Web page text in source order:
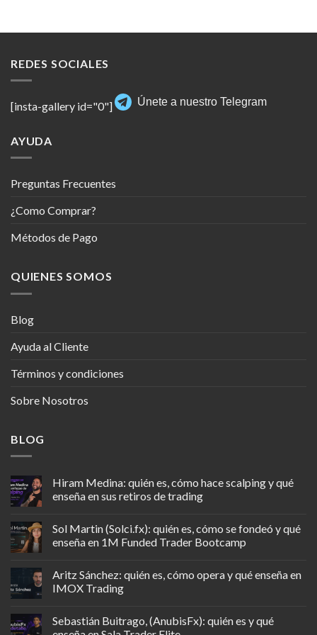
REDES SOCIALES
[insta-gallery id="0"] Únete a nuestro Telegram
AYUDA
Preguntas Frecuentes
¿Como Comprar?
Métodos de Pago
QUIENES SOMOS
Blog
Ayuda al Cliente
Términos y condiciones
Sobre Nosotros
BLOG
Hiram Medina: quién es, cómo hace scalping y qué
enseña en sus retiros de trading
Sol Martin (Solci.fx): quién es, cómo se fondeó y qué
enseña en 1M Funded Trader Bootcamp
Aritz Sánchez: quién es, cómo opera y qué enseña en
IMOX Trading
Sebastián Buitrago, (AnubisFx): quién es y qué